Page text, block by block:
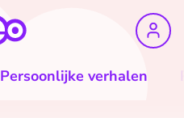
Persoonlijke verhalen